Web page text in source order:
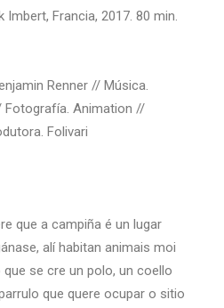
Imbert, Francia, 2017. 80 min.
Renner // Música.
Fotografía. Animation //
Folivari
que a campiña é un lugar
alí habitan animais moi
se cre un polo, un coello
que quere ocupar o sitio